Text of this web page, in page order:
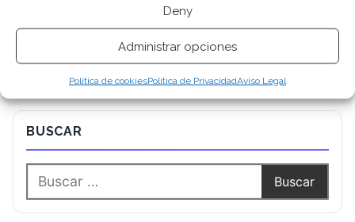
Deny
Administrar opciones
Política de cookiesPolítica de PrivacidadAviso Legal
BUSCAR